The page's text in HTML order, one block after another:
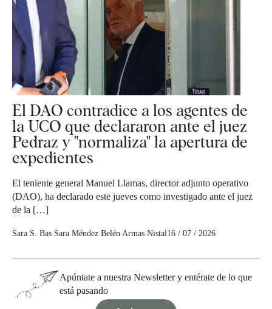
El DAO contradice a los agentes de
la UCO que declararon ante el juez
Pedraz y "normaliza" la apertura de
expedientes
El teniente general Manuel Llamas, director adjunto operativo
(DAO), ha declarado este jueves como investigado ante el juez
de la […]
Sara S. Bas Sara Méndez Belén Armas Nistal16 / 07 / 2026
Apúntate a nuestra Newsletter y entérate de lo que
está pasando